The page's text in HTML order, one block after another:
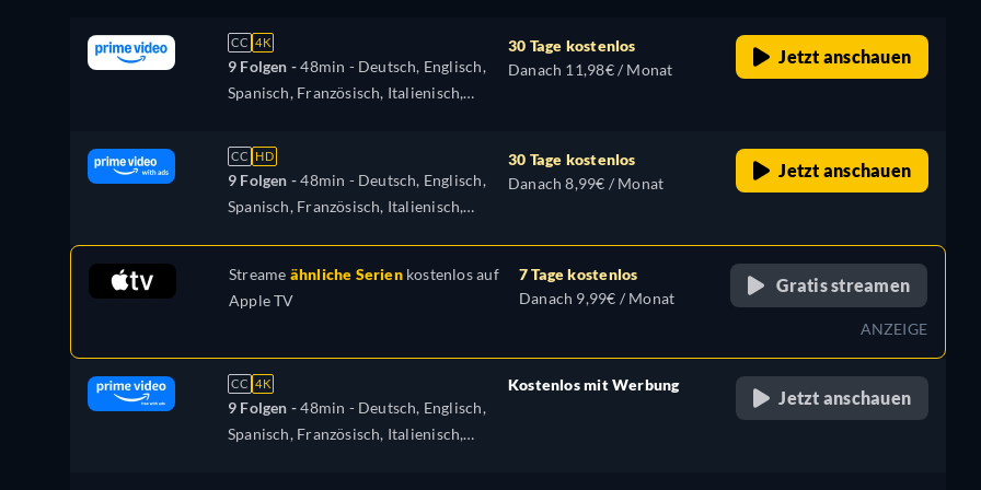
CC 4K
9 Folgen -48min - Deutsch, Englisch,
Spanisch, Französisch, Italienisch,
30 Tage kostenlos
Danach 11,98€ / Monat
Jetzt anschauen
CC HD
9 Folgen -48min - Deutsch, Englisch,
Spanisch, Französisch, Italienisch,
30 Tage kostenlos
Danach 8,99€ / Monat
Jetzt anschauen
Streame ähnliche Serienkostenlos auf
Apple TV
7 Tage kostenlos
Danach 9,99€ / Monat
Gratis streamen
ANZEIGE
CC 4K
9 Folgen -48min - Deutsch, Englisch,
Spanisch, Französisch, Italienisch,
Kostenlos mit Werbung
Jetzt anschauen